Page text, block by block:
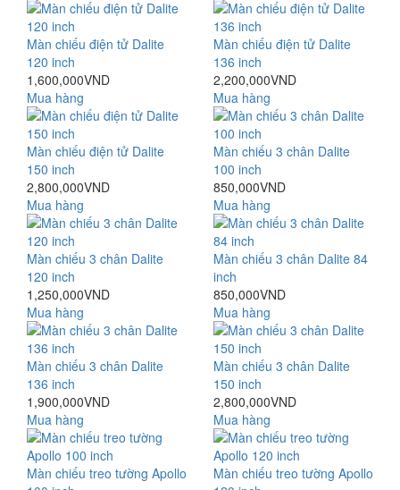
Màn chiếu điện tử Dalite
120 inch
1,600,000VND
Mua hàng
Màn chiếu điện tử Dalite
136 inch
2,200,000VND
Mua hàng
Màn chiếu điện tử Dalite
150 inch
2,800,000VND
Mua hàng
Màn chiếu 3 chân Dalite
100 inch
850,000VND
Mua hàng
Màn chiếu 3 chân Dalite
120 inch
1,250,000VND
Mua hàng
Màn chiếu 3 chân Dalite 84
inch
850,000VND
Mua hàng
Màn chiếu 3 chân Dalite
136 inch
1,900,000VND
Mua hàng
Màn chiếu 3 chân Dalite
150 inch
2,800,000VND
Mua hàng
Màn chiếu treo tường Apollo
Màn chiếu treo tường Apollo